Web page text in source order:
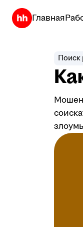
Главная
Поиск